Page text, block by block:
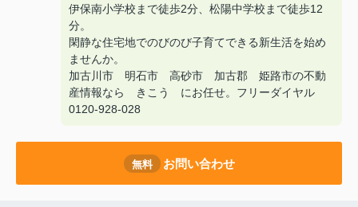
伊保南小学校まで徒歩2分、松陽中学校まで徒歩12
分。
閑静な住宅地でのびのび子育てできる新生活を始め
ませんか。
加古川市 明石市 高砂市 加古郡 姫路市の不動
産情報なら きこう にお任せ。フリーダイヤル
0120-928-028
無料 お問い合わせ